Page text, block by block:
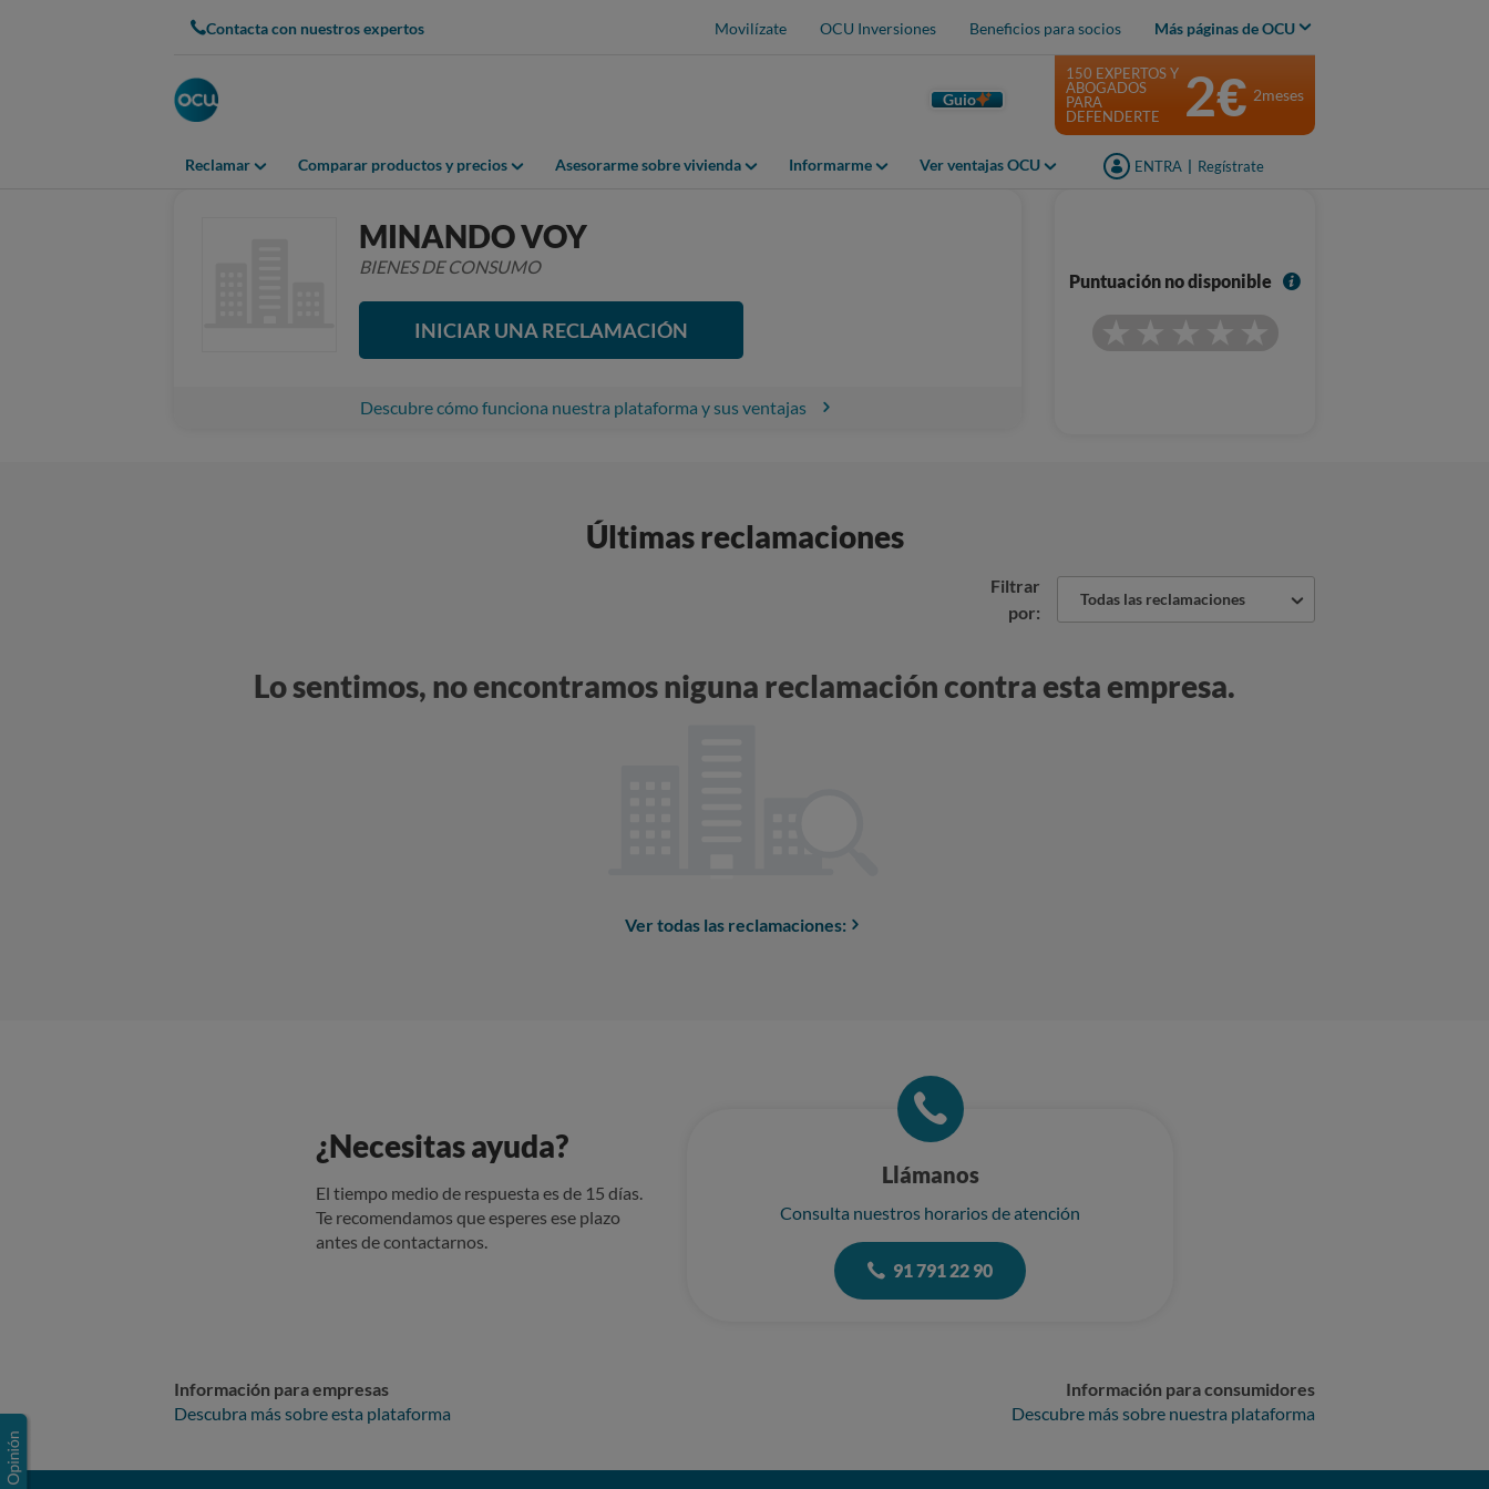
Contacta con nuestros expertos Movilízate OCU Inversiones Beneficios para socios Más páginas de OCU
Guio
Reclamar Comparar productos y precios Asesorarme sobre vivienda Informarme Ver ventajas OCU ENTRA Regístrate
150 EXPERTOS Y
ABOGADOS
PARA
DEFENDERTE
2€ 2meses
MINANDO VOY
BIENES DE CONSUMO
INICIAR UNA RECLAMACIÓN
Descubre cómo funciona nuestra plataforma y sus ventajas
Puntuación no disponible
I
Últimas reclamaciones
Filtrar
por:
Todas las reclamaciones
Lo sentimos, no encontramos niguna reclamación contra esta empresa.
Ver todas las reclamaciones:
¿Necesitas ayuda?
El tiempo medio de respuesta es de 15 días.
Te recomendamos que esperes ese plazo
antes de contactarnos.
Llámanos
Consulta nuestros horarios de atención
91 791 22 90
Información para empresas
Descubra más sobre esta plataforma
Información para consumidores
Descubre más sobre nuestra plataforma